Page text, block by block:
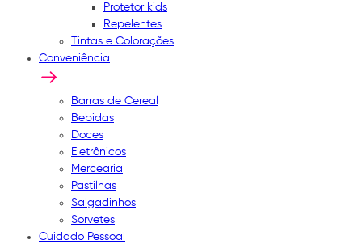
Protetor kids
Repelentes
Tintas e Colorações
Conveniência
Barras de Cereal
Bebidas
Doces
Eletrônicos
Mercearia
Pastilhas
Salgadinhos
Sorvetes
Cuidado Pessoal